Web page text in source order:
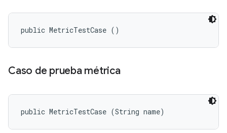
public MetricTestCase ()
Caso de prueba métrica
public MetricTestCase (String name)